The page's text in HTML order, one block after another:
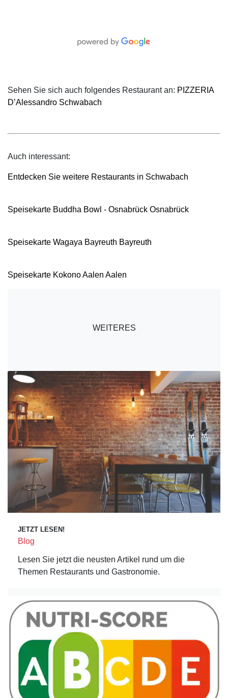
Sehen Sie sich auch folgendes Restaurant an: PIZZERIA
D’Alessandro Schwabach
Auch interessant:
Entdecken Sie weitere Restaurants in Schwabach
Speisekarte Buddha Bowl - Osnabrück Osnabrück
Speisekarte Wagaya Bayreuth Bayreuth
Speisekarte Kokono Aalen Aalen
WEITERES
JETZT LESEN!
Blog
Lesen Sie jetzt die neusten Artikel rund um die
Themen Restaurants und Gastronomie.